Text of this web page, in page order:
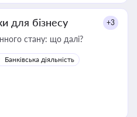
для бізнесу +3
стану: що далі?
Банківська діяльність